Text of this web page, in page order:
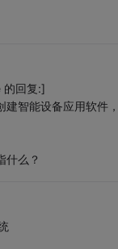
的回复:]
智能设备应用软件
什么？